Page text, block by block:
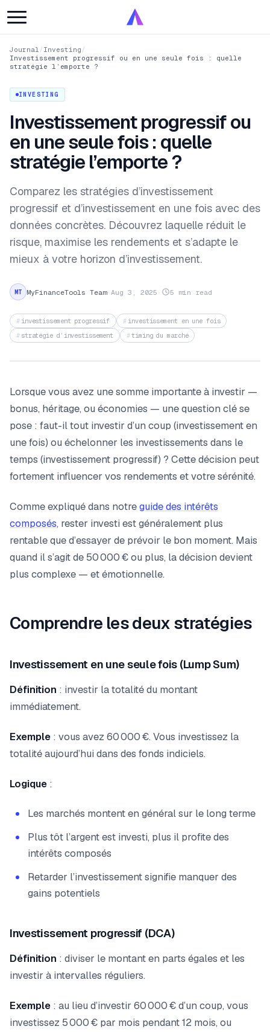
Journal / Investing /
Investissement progressif ou en une seule fois : quelle
stratégie l’emporte ?
INVESTING
Investissement progressif ou
en une seule fois : quelle
stratégie l’emporte ?
Comparez les stratégies d’investissement
progressif et d’investissement en une fois avec des
données concrètes. Découvrez laquelle réduit le
risque, maximise les rendements et s’adapte le
mieux à votre horizon d’investissement.
MT MyFinanceTools Team· Aug 3, 2025 · 5 min read
investissement progressif
investissement en une fois
stratégie d’investissement
timing du marché
Lorsque vous avez une somme importante à investir —
bonus, héritage, ou économies — une question clé se
pose : faut-il tout investir d’un coup (investissement en
une fois) ou échelonner les investissements dans le
temps (investissement progressif) ? Cette décision peut
fortement influencer vos rendements et votre sérénité.
Comme expliqué dans notreguide des intérêts
composés, rester investi est généralement plus
rentable que d’essayer de prévoir le bon moment. Mais
quand il s’agit de 50 000 € ou plus, la décision devient
plus complexe — et émotionnelle.
Comprendre les deux stratégies
Investissement en une seule fois (Lump Sum)
Définition : investir la totalité du montant
immédiatement.
Exemple : vous avez 60 000 €. Vous investissez la
totalité aujourd’hui dans des fonds indiciels.
Logique :
Les marchés montent en général sur le long terme
Plus tôt l’argent est investi, plus il profite des
intérêts composés
Retarder l’investissement signifie manquer des
gains potentiels
Investissement progressif (DCA)
Définition : diviser le montant en parts égales et les
investir à intervalles réguliers.
Exemple : au lieu d’investir 60 000 € d’un coup, vous
investissez 5 000 € par mois pendant 12 mois, ou